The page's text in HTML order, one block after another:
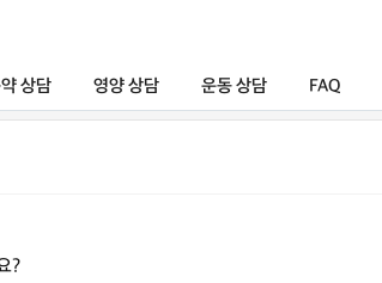
상담 영양 상담 운동 상담 FAQ
?